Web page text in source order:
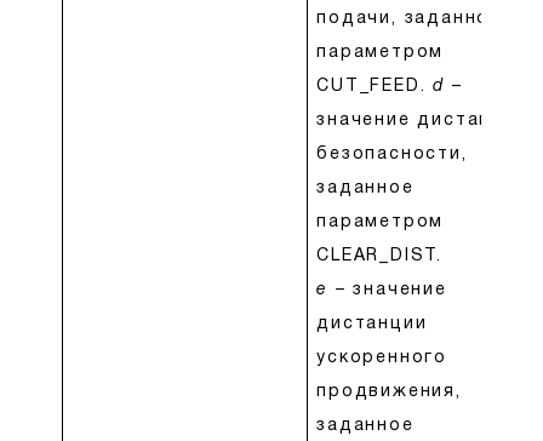
подачи, заданное
параметром
CUT_FEED.d –
значение дистанции
безопасности,
заданное
параметром
CLEAR_DIST.
e – значение
дистанции
ускоренного
продвижения,
заданное